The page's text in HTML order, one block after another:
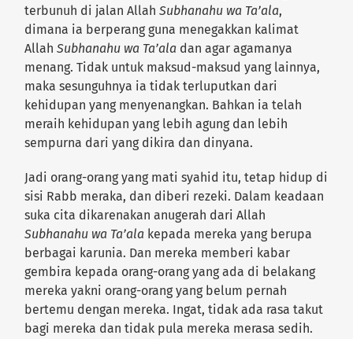
terbunuh di jalan AllahSubhanahu wa Ta’ala,
dimana ia berperang guna menegakkan kalimat
AllahSubhanahu wa Ta’ala dan agar agamanya
menang. Tidak untuk maksud-maksud yang lainnya,
maka sesunguhnya ia tidak terluputkan dari
kehidupan yang menyenangkan. Bahkan ia telah
meraih kehidupan yang lebih agung dan lebih
sempurna dari yang dikira dan dinyana.
Jadi orang-orang yang mati syahid itu, tetap hidup di
sisi Rabb meraka, dan diberi rezeki. Dalam keadaan
suka cita dikarenakan anugerah dari Allah
Subhanahu wa Ta’ala kepada mereka yang berupa
berbagai karunia. Dan mereka memberi kabar
gembira kepada orang-orang yang ada di belakang
mereka yakni orang-orang yang belum pernah
bertemu dengan mereka. Ingat, tidak ada rasa takut
bagi mereka dan tidak pula mereka merasa sedih.